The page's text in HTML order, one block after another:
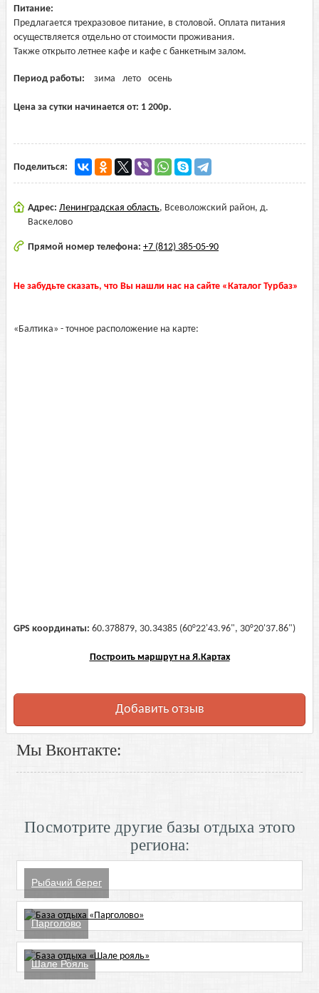
Питание:
Предлагается трехразовое питание, в столовой. Оплата питания
осуществляется отдельно от стоимости проживания.
Также открыто летнее кафе и кафе с банкетным залом.
Период работы: зима лето осень
Цена за сутки начинается от: 1 200р.
Поделиться:
Адрес: Ленинградская область, Всеволожский район, д.
Васкелово
Прямой номер телефона: +7 (812) 385-05-90
Не забудьте сказать, что Вы нашли нас на сайте «Каталог Турбаз»
«Балтика» - точное расположение на карте:
GPS координаты: 60.378879, 30.34385 (60°22'43.96", 30°20'37.86")
Построить маршрут на Я.Картах
Добавить отзыв
Мы Вконтакте:
Посмотрите другие базы отдыха этого
региона:
Рыбачий берег
Парголово
Шале Рояль